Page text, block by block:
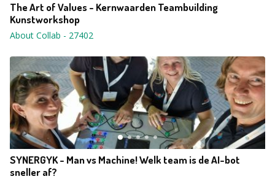
The Art of Values - Kernwaarden Teambuilding
Kunstworkshop
About Collab - 27402
SYNERGYK - Man vs Machine! Welk team is de AI-bot
sneller af?